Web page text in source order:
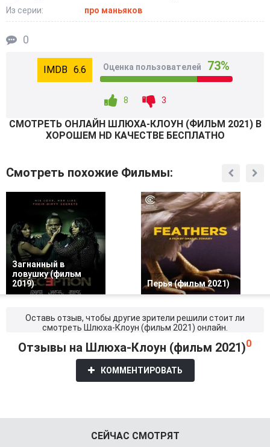
Из серии:
про маньяков
0
6.6 Оценка пользователей 73%
8 3
СМОТРEТЬ ОНЛАЙН ШЛЮХА-КЛОУН (ФИЛЬМ 2021) В
ХОРОШЕМ HD КАЧЕСТВЕ БЕСПЛАТНО
Смотреть похожие Фильмы:
Загнанный в
ловушку (фильм
2019)
Перья (фильм 2021)
Оставь отзыв, чтобы другие зрители решили стоит ли
смотреть Шлюха-Клоун (фильм 2021) онлайн.
Отзывы на Шлюха-Клоун (фильм 2021)0
КОММЕНТИРОВАТЬ
СЕЙЧАС СМОТРЯТ